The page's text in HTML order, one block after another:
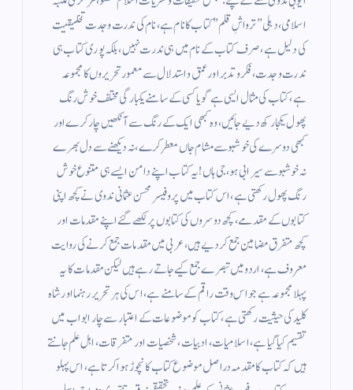
اسلامی، دہلی ” ترواشِ قلم” کتاب کا نام ہے، نام کی ندرت وجدت تخلیقیت
کی دلیل ہے،صرف کتاب کے نام میں ہی ندرت نہیں ، بلکہ پوری کتاب ہی
ندرت و جدت ، فکر و تدبر اور عمق و استدلال سے معمور تحریروں کا مجموعہ
ہے، کتاب کی مثال ایسی ہے گویا کسی کے سامنے یکبارگی مختلف خوش رنگ
پھول یکجا رکھ دیے جائیں، وہ کبھی ایک کے رنگ سے آنکھیں چار کرے اور
کبھی دوسرے کی خوشبو سے مشام جاں معطر کرے، نہ دیکھنے سے دل بھرے
نہ خوشبو سے سیرابی ہو، جی ہاں ! یہ کتاب اپنے دامن ایسے ہی متنوع خوش
رنگ پھول رکھتی ہے، اس کتاب میں پروفیسر محسن عثمانی ندوی نے کچھ اپنی
کتابوں کے مقدمے ، کچھ دوسروں کی کتابوں پر لکھے گئےاپنے مقدمات اور
کچھ متفرق مضامین جمع کر دیے ہیں، عربی میں مقدمات جمع کرنے کی روایت
معروف ہے، اردو میں تبصرے جمع کیے جاتے رہے ہیں لیکن مقدمات کا یہ
پہلا مجموعہ ہے جو اس وقت راقم کے سامنے ہے، اس کی ہر تحریر رہنما اور شاہ
کلید کی حیثیت رکھتی ہے، کتاب کو موضوعات کے اعتبار سے چار ابواب میں
تقسیم کیا گیا ہے، اسلامیات، ادبیات ، شخصیات اور متفرقات، اہل علم جانتے
ہیں کہ کتاب کا مقدمہ دراصل موضوع کتاب کا نچوڑ ہوا کرتا ہے، اس پہلو